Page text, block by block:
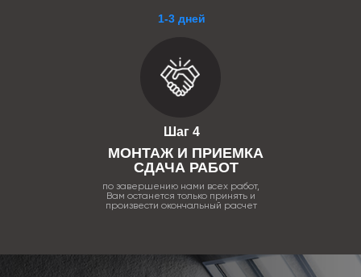
1-3 дней
Шаг 4
МОНТАЖ И ПРИЕМКА
СДАЧА РАБОТ
по завершению нами всех работ,
Вам останется только принять и
произвести окончальный расчет